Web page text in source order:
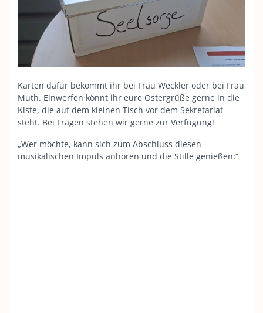
Karten dafür bekommt ihr bei Frau Weckler oder bei Frau
Muth. Einwerfen könnt ihr eure Ostergrüße gerne in die
Kiste, die auf dem kleinen Tisch vor dem Sekretariat
steht. Bei Fragen stehen wir gerne zur Verfügung!
„Wer möchte, kann sich zum Abschluss diesen
musikalischen Impuls anhören und die Stille genießen:“